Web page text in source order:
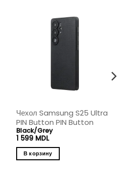
Чехол Samsung S25 Ultra
PIN Button PIN Button
Black/Grey
1 599 MDL
В корзину